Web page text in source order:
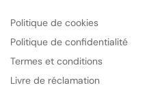
Politique de cookies
Politique de confidentialité
Termes et conditions
Livre de réclamation